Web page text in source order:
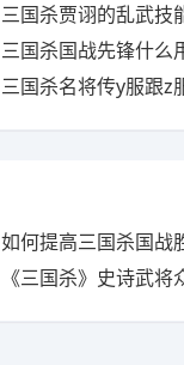
三国杀贾诩的乱武技能?(
三国杀国战先锋什么用?(
三国杀名将传y服跟z服有什
如何提高三国杀国战胜率
《三国杀》史诗武将众多，为什么同为"